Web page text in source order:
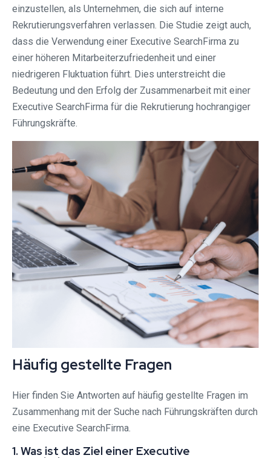
einzustellen, als Unternehmen, die sich auf interne
Rekrutierungsverfahren verlassen. Die Studie zeigt auch,
dass die Verwendung einer Executive SearchFirma zu
einer höheren Mitarbeiterzufriedenheit und einer
niedrigeren Fluktuation führt. Dies unterstreicht die
Bedeutung und den Erfolg der Zusammenarbeit mit einer
Executive SearchFirma für die Rekrutierung hochrangiger
Führungskräfte.
Häufig gestellte Fragen
Hier finden Sie Antworten auf häufig gestellte Fragen im
Zusammenhang mit der Suche nach Führungskräften durch
eine Executive SearchFirma.
1. Was ist das Ziel einer Executive